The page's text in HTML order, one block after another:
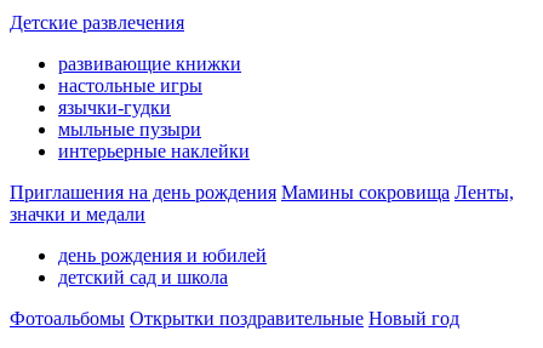
Детские развлечения
развивающие книжки
настольные игры
язычки-гудки
мыльные пузыри
интерьерные наклейки
Приглашения на день рождения Мамины сокровища Ленты,
значки и медали
день рождения и юбилей
детский сад и школа
Фотоальбомы Открытки поздравительные Новый год